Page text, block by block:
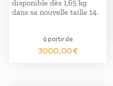
disponible dès 1,65 kg
dans sa nouvelle taille 14.
à partir de
3000,00€